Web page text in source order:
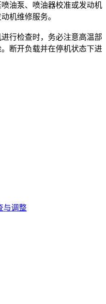
油泵、喷油器校准或发动机
机维修服务。
行检查时，务必注意高温部
断开负载并在停机状态下进
与调整